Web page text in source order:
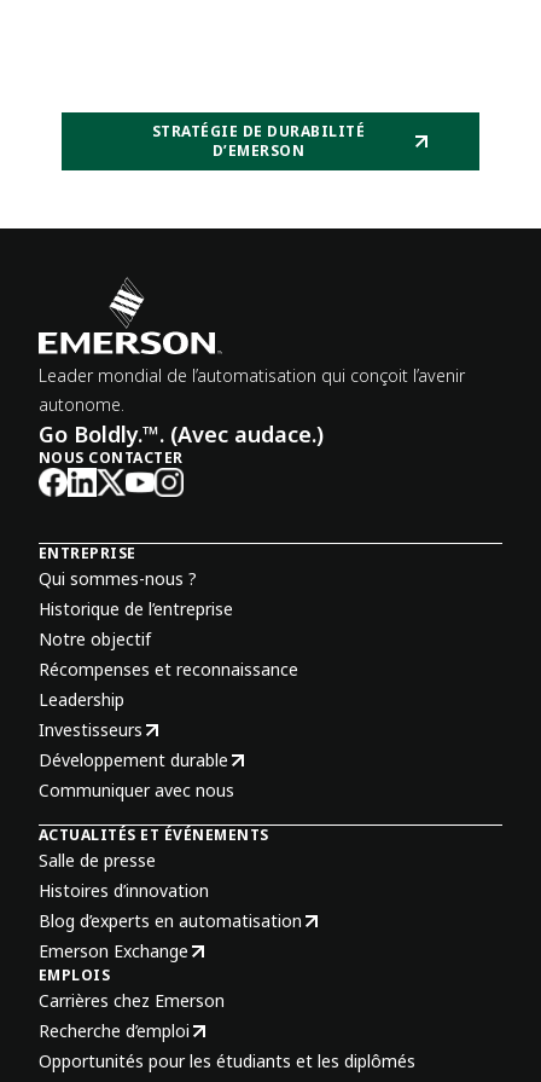
STRATÉGIE DE DURABILITÉ
D’EMERSON
Leader mondial de l’automatisation qui conçoit l’avenir
autonome.
Go Boldly.™. (Avec audace.)
NOUS CONTACTER
ENTREPRISE
Qui sommes-nous ?
Historique de l’entreprise
Notre objectif
Récompenses et reconnaissance
Leadership
Investisseurs
Développement durable
Communiquer avec nous
ACTUALITÉS ET ÉVÉNEMENTS
Salle de presse
Histoires d’innovation
Blog d’experts en automatisation
Emerson Exchange
EMPLOIS
Carrières chez Emerson
Recherche d’emploi
Opportunités pour les étudiants et les diplômés